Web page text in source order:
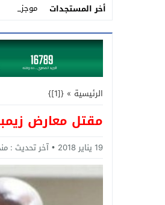
أخر المستجدات
موجز الأنباء _
Stop
Previous
Next
الرئيسية »
{[1]}
مقتل معارض
19 يناير 2018 آخر تحديث :منذ 9